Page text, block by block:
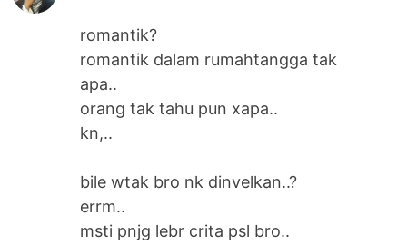
romantik?
romantik dalam rumahtangga tak
apa..
orang tak tahu pun xapa..
kn,..
bile wtak bro nk dinvelkan..?
errm..
msti pnjg lebr crita psl bro..